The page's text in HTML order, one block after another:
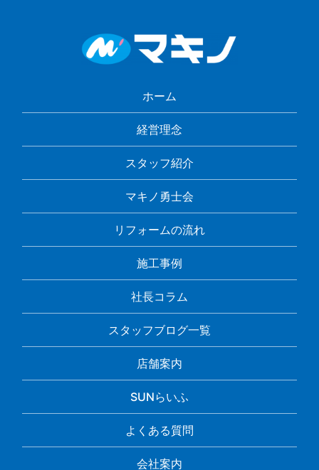
ホーム
経営理念
スタッフ紹介
マキノ勇士会
リフォームの流れ
施工事例
社長コラム
スタッフブログ一覧
店舗案内
SUNらいふ
よくある質問
会社案内